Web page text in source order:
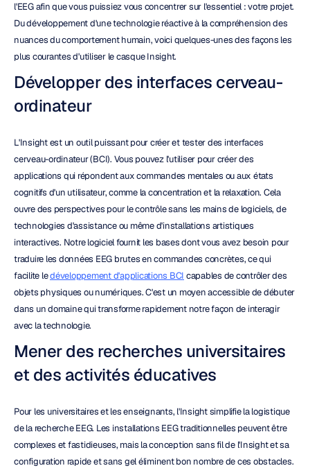
l'EEG afin que vous puissiez vous concentrer sur l'essentiel : votre projet.
Du développement d'une technologie réactive à la compréhension des
nuances du comportement humain, voici quelques-unes des façons les
plus courantes d'utiliser le casque Insight.
Développer des interfaces cerveau-
ordinateur
L'Insight est un outil puissant pour créer et tester des interfaces
cerveau-ordinateur (BCI). Vous pouvez l'utiliser pour créer des
applications qui répondent aux commandes mentales ou aux états
cognitifs d'un utilisateur, comme la concentration et la relaxation. Cela
ouvre des perspectives pour le contrôle sans les mains de logiciels, de
technologies d'assistance ou même d'installations artistiques
interactives. Notre logiciel fournit les bases dont vous avez besoin pour
traduire les données EEG brutes en commandes concrètes, ce qui
facilite le développement d'applications BCI capables de contrôler des
objets physiques ou numériques. C'est un moyen accessible de débuter
dans un domaine qui transforme rapidement notre façon de interagir
avec la technologie.
Mener des recherches universitaires
et des activités éducatives
Pour les universitaires et les enseignants, l'Insight simplifie la logistique
de la recherche EEG. Les installations EEG traditionnelles peuvent être
complexes et fastidieuses, mais la conception sans fil de l'Insight et sa
configuration rapide et sans gel éliminent bon nombre de ces obstacles.